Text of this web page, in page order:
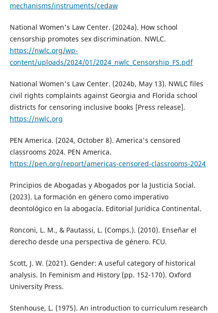
mechanisms/instruments/cedaw
National Women's Law Center. (2024a). How school
censorship promotes sex discrimination. NWLC.
https://nwlc.org/wp-
content/uploads/2024/01/2024_nwlc_Censorship_FS.pdf
National Women's Law Center. (2024b, May 13). NWLC files
civil rights complaints against Georgia and Florida school
districts for censoring inclusive books [Press release].
https://nwlc.org
PEN America. (2024, October 8). America's censored
classrooms 2024. PEN America.
https://pen.org/report/americas-censored-classrooms-2024
Principios de Abogadas y Abogados por la Justicia Social.
(2023). La formación en género como imperativo
deontológico en la abogacía. Editorial Jurídica Continental.
Ronconi, L. M., & Pautassi, L. (Comps.). (2010). Enseñar el
derecho desde una perspectiva de género. FCU.
Scott, J. W. (2021). Gender: A useful category of historical
analysis. In Feminism and History (pp. 152-170). Oxford
University Press.
Stenhouse, L. (1975). An introduction to curriculum research